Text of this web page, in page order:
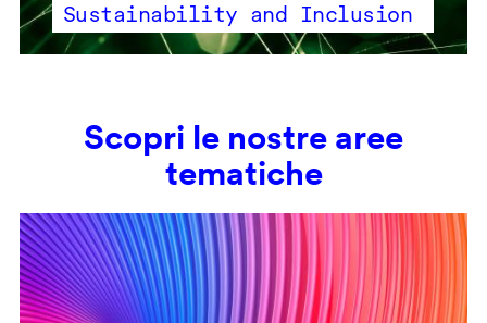
Sustainability and Inclusion
Scopri le nostre aree
tematiche